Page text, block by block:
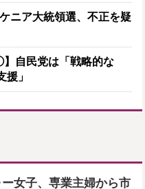
ニア大統領選、不正を疑
】自民党は「戦略的な
」
女子、専業主婦から市